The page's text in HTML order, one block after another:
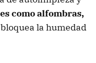
como alfombras,
la humedad